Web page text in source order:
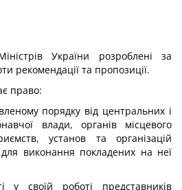
України розроблені за
рекомендації та пропозиції.
право:
порядку від центральних і
влади, органів місцевого
установ та організацій
виконання покладених на неї
у своїй роботі представників